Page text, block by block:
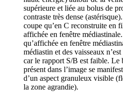
supérieure et liée au bolus de
contraste très dense
coupe qu’en C reconstruite en
affichée en fenêtre
qu’affichée en fenêtre
médiastin et des vaisseaux
car le rapport S/B est faible. Le
présent dans l’image se
d’un aspect granuleux visible
la zone agrandie).